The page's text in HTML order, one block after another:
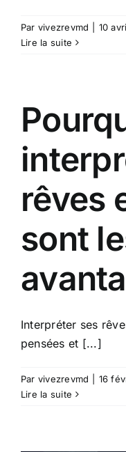
Par vivezrevmd 10
Lire la suite
rêves
sont
Interpréter ses
pensées et [...]
Par vivezrevmd 16
Lire la suite